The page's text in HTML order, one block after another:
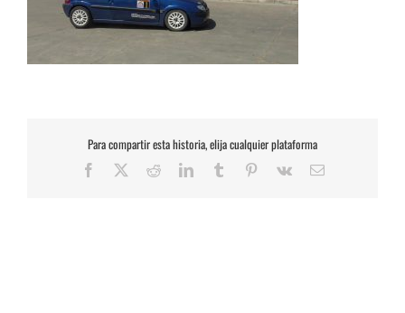
Para compartir esta historia, elija cualquier plataforma
Facebook RedditLinkedInTumblr Pinterest
Vk
Correo